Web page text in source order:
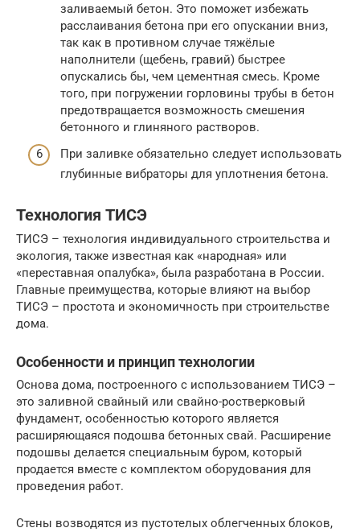
заливаемый бетон. Это поможет избежать
расслаивания бетона при его опускании вниз,
так как в противном случае тяжёлые
наполнители (щебень, гравий) быстрее
опускались бы, чем цементная смесь. Кроме
того, при погружении горловины трубы в бетон
предотвращается возможность смешения
бетонного и глиняного растворов.
При заливке обязательно следует использовать
глубинные вибраторы для уплотнения бетона.
Технология ТИСЭ
ТИСЭ – технология индивидуального строительства и
экология, также известная как «народная» или
«переставная опалубка», была разработана в России.
Главные преимущества, которые влияют на выбор
ТИСЭ – простота и экономичность при строительстве
дома.
Особенности и принцип технологии
Основа дома, построенного с использованием ТИСЭ –
это заливной свайный или свайно-ростверковый
фундамент, особенностью которого является
расширяющаяся подошва бетонных свай. Расширение
подошвы делается специальным буром, который
продается вместе с комплектом оборудования для
проведения работ.
Стены возводятся из пустотелых облегченных блоков,